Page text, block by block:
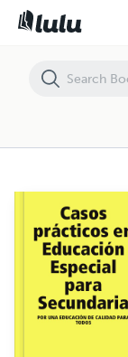
Casos prácticos en